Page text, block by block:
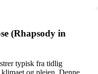
(Rhapsody in
typisk fra tidlig
og plejen. Denne